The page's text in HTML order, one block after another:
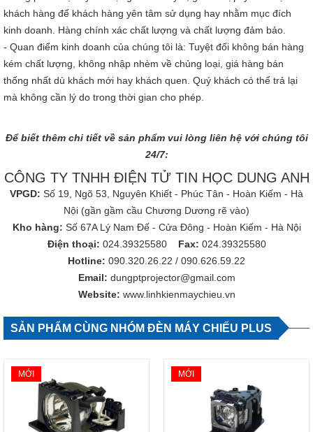
khách hàng để khách hàng yên tâm sử dụng hay nhằm mục đích
kinh doanh. Hàng chính xác chất lượng và chất lượng đảm bảo.
- Quan điểm kinh doanh của chúng tôi là: Tuyệt đối không bán hàng
kém chất lượng, không nhập nhèm về chủng loại, giá hàng bán
thống nhất dù khách mới hay khách quen. Quý khách có thể trả lại
mà không cần lý do trong thời gian cho phép.
Để biết thêm chi tiết về sản phẩm vui lòng liên hệ với chúng tôi
24/7:
CÔNG TY TNHH ĐIỆN TỬ TIN HỌC DUNG ANH
VPGD: Số 19, Ngõ 53, Nguyên Khiết - Phúc Tân - Hoàn Kiếm - Hà
Nội (gần gầm cầu Chương Dương rẽ vào)
Kho hàng: Số 67A Lý Nam Đế - Cửa Đông - Hoàn Kiếm - Hà Nội
Điện thoại: 024.39325580 Fax: 024.39325580
Hotline: 090.320.26.22 / 090.626.59.22
Email: dungptprojector@gmail.com
Website: www.linhkienmaychieu.vn
SẢN PHẨM CÙNG NHÓM ĐÈN MÁY CHIẾU PLUS
MỚI MỚI